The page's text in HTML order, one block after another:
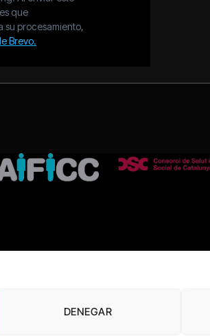
DENEGAR